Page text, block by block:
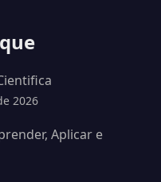
2026
Aplicar e